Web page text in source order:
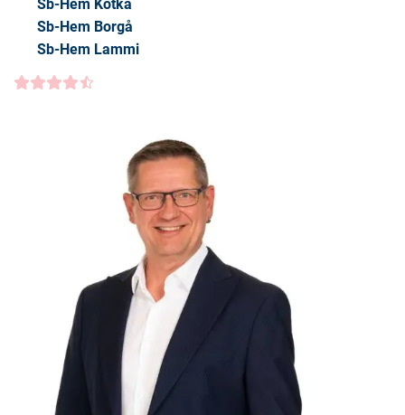
Sb-Hem Kotka
Sb-Hem Borgå
Sb-Hem Lammi
Kundbetyg